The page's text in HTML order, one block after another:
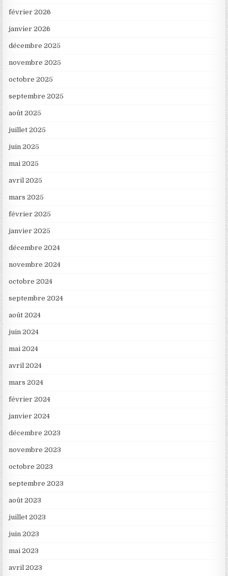
février 2026
janvier 2026
décembre 2025
novembre 2025
octobre 2025
septembre 2025
août 2025
juillet 2025
juin 2025
mai 2025
avril 2025
mars 2025
février 2025
janvier 2025
décembre 2024
novembre 2024
octobre 2024
septembre 2024
août 2024
juin 2024
mai 2024
avril 2024
mars 2024
février 2024
janvier 2024
décembre 2023
novembre 2023
octobre 2023
septembre 2023
août 2023
juillet 2023
juin 2023
mai 2023
avril 2023